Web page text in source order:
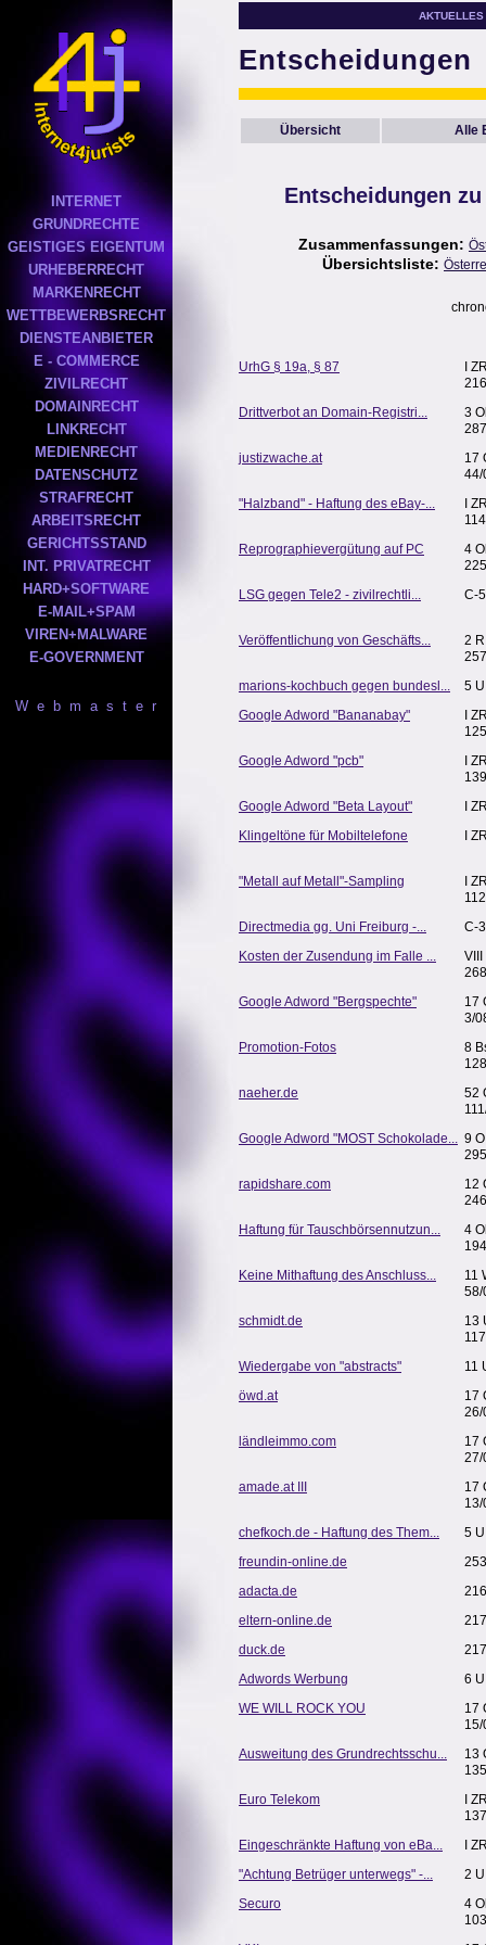
INTERNET
GRUNDRECHTE
GEISTIGES EIGENTUM
URHEBERRECHT
MARKENRECHT
WETTBEWERBSRECHT
DIENSTEANBIETER
E - COMMERCE
ZIVILRECHT
DOMAINRECHT
LINKRECHT
MEDIENRECHT
DATENSCHUTZ
STRAFRECHT
ARBEITSRECHT
GERICHTSSTAND
INT. PRIVATRECHT
HARD+SOFTWARE
E-MAIL+SPAM
VIREN+MALWARE
E-GOVERNMENT
W e b m a s t e r
AKTUELLES
Entscheidungen
Übersicht Alle
Entscheidungen
Zusammenfassungen:
Übersichtsliste:
UrhG § 19a, § 87
I
Drittverbot an Domain-Registri...
3
justizwache.at
17
44/
"Halzband" - Haftung des eBay-...
I
Reprographievergütung auf PC
4
LSG gegen Tele2 - zivilrechtli...
C-
Veröffentlichung von Geschäfts...
2 R
marions-kochbuch gegen bundesl...
5
Google Adword "Bananabay"
I
Google Adword "pcb"
I
Google Adword "Beta Layout"
I
Klingeltöne für Mobiltelefone
I
"Metall auf Metall"-Sampling
I
Directmedia gg. Uni Freiburg -...
C-
Kosten der Zusendung im Falle ...
VIII
Google Adword "Bergspechte"
17
3/
Promotion-Fotos
8
naeher.de
52
Google Adword "MOST Schokolade... 9 O
rapidshare.com
12
Haftung für Tauschbörsennutzun...
4
Keine Mithaftung des Anschluss...
11
58/
schmidt.de
13
Wiedergabe von "abstracts"
11
öwd.at
17
26/
ländleimmo.com
17
27/
amade.at III
17
13/
chefkoch.de - Haftung des Them...
5
freundin-online.de
adacta.de
eltern-online.de
duck.de
Adwords Werbung
6
WE WILL ROCK YOU
17
15/
Ausweitung des Grundrechtsschu...
13
Euro Telekom
I
Eingeschränkte Haftung von eBa...
I
"Achtung Betrüger unterwegs" -...
2
Securo
4